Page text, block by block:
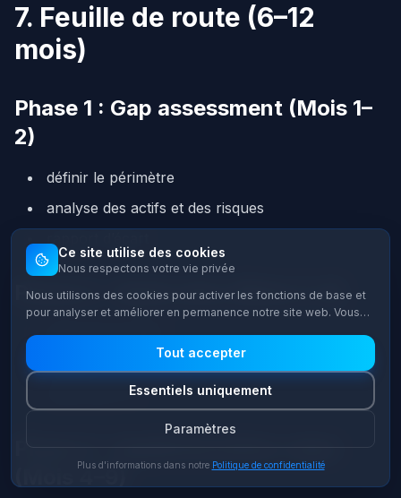
Ce site utilise des cookies
Nous respectons votre vie privée
Nous utilisons des cookies pour activer les fonctions de base et
pour analyser et améliorer en permanence notre site web. Vous
autoriser.
Tout accepter
Essentiels uniquement
Paramètres
Plus d'informations dans notre Politique de confidentialité
7. Feuille de route (6–12
mois)
Phase 1 : Gap assessment (Mois 1–
2)
définir le périmètre
analyse des actifs et des risques
Phase 2 : Quick wins (Mois 2–4)
déploiement MFA
mise à jour IR
Phase 3 : Implémentation cœur
(Mois 4–9)